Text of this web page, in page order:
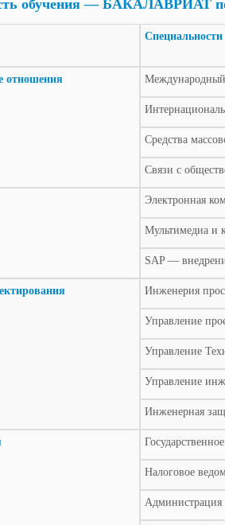
обучения — БАКАЛАВРИАТ
Специальности
отношения
Средства
Связи с
Электронная
Мультимедиа и
SAP —
Инженерия
Управление
Управление
Управление
Инженерная
Налоговое
Администрация